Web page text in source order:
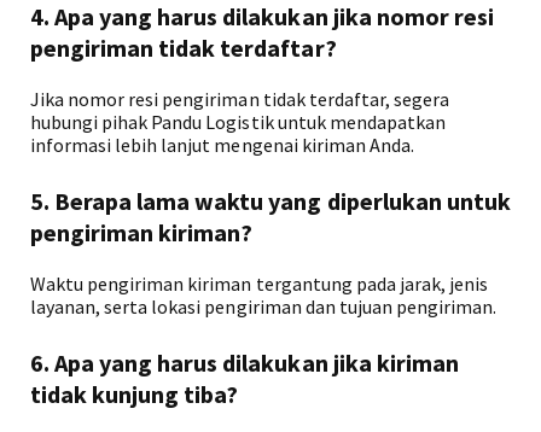
4. Apa yang harus dilakukan jika nomor resi
pengiriman tidak terdaftar?
Jika nomor resi pengiriman tidak terdaftar, segera
hubungi pihak Pandu Logistik untuk mendapatkan
informasi lebih lanjut mengenai kiriman Anda.
5. Berapa lama waktu yang diperlukan untuk
pengiriman kiriman?
Waktu pengiriman kiriman tergantung pada jarak, jenis
layanan, serta lokasi pengiriman dan tujuan pengiriman.
6. Apa yang harus dilakukan jika kiriman
tidak kunjung tiba?